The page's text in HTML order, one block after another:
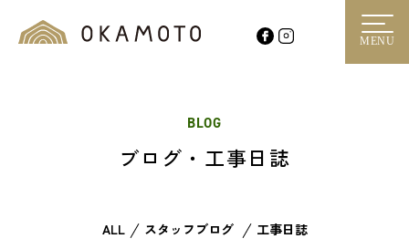
MENU
BLOG
ブログ・工事日誌
ALL スタッフブログ 工事日誌